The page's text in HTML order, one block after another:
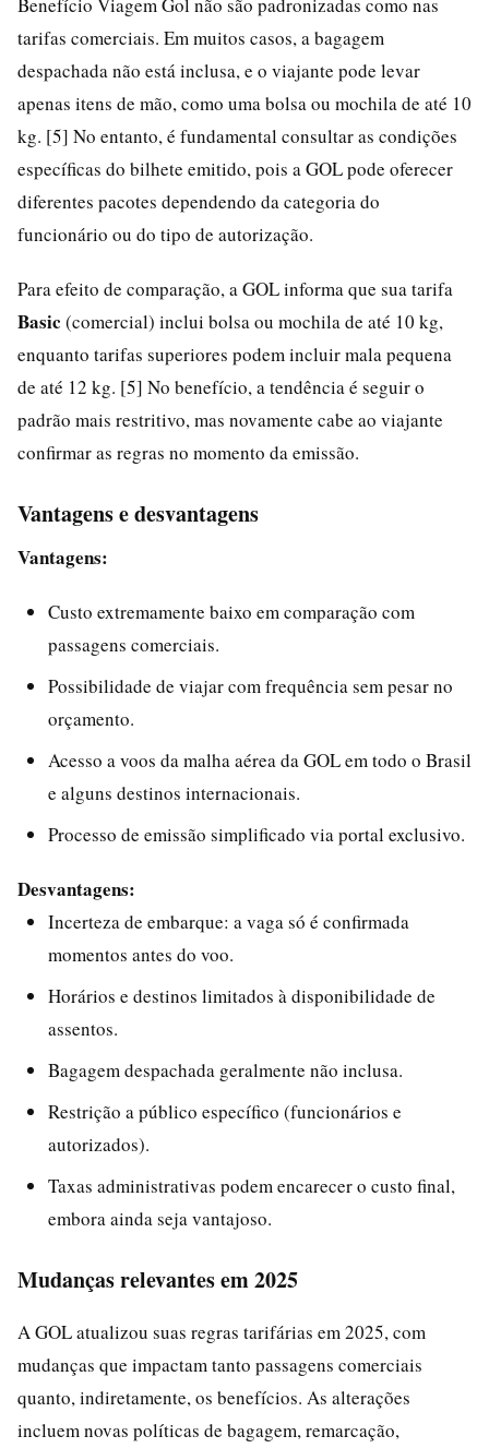
tarifas comerciais. Em muitos casos, a bagagem
despachada não está inclusa, e o viajante pode levar
apenas itens de mão, como uma bolsa ou mochila de até 10
kg. [5] No entanto, é fundamental consultar as condições
específicas do bilhete emitido, pois a GOL pode oferecer
diferentes pacotes dependendo da categoria do
funcionário ou do tipo de autorização.
Para efeito de comparação, a GOL informa que sua tarifa
Basic (comercial) inclui bolsa ou mochila de até 10 kg,
enquanto tarifas superiores podem incluir mala pequena
de até 12 kg. [5] No benefício, a tendência é seguir o
padrão mais restritivo, mas novamente cabe ao viajante
confirmar as regras no momento da emissão.
Vantagens e desvantagens
Vantagens:
Custo extremamente baixo em comparação com
passagens comerciais.
Possibilidade de viajar com frequência sem pesar no
orçamento.
Acesso a voos da malha aérea da GOL em todo o Brasil
e alguns destinos internacionais.
Processo de emissão simplificado via portal exclusivo.
Desvantagens:
Incerteza de embarque: a vaga só é confirmada
momentos antes do voo.
Horários e destinos limitados à disponibilidade de
assentos.
Bagagem despachada geralmente não inclusa.
Restrição a público específico (funcionários e
autorizados).
Taxas administrativas podem encarecer o custo final,
embora ainda seja vantajoso.
Mudanças relevantes em 2025
A GOL atualizou suas regras tarifárias em 2025, com
mudanças que impactam tanto passagens comerciais
quanto, indiretamente, os benefícios. As alterações
incluem novas políticas de bagagem, remarcação,